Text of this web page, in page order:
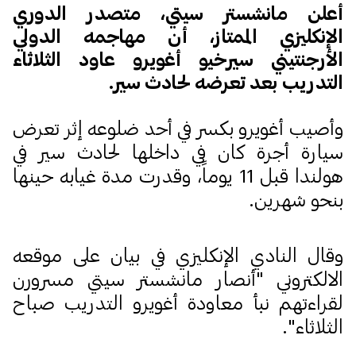
أعلن مانشستر سيتي، متصدر الدوري
الإنكليزي الممتاز، أن مهاجمه الدولي
الأرجنتيني سيرخيو أغويرو عاود الثلاثاء
التدريب بعد تعرضه لحادث سير.
وأصيب أغويرو بكسر في أحد ضلوعه إثر تعرض
سيارة أجرة كان في داخلها لحادث سير في
هولندا قبل 11 يوماً، وقدرت مدة غيابه حينها
بنحو شهرين.
وقال النادي الإنكليزي في بيان على موقعه
الالكتروني "أنصار مانشستر سيتي مسرورن
لقراءتهم نبأ معاودة أغويرو التدريب صباح
الثلاثاء".